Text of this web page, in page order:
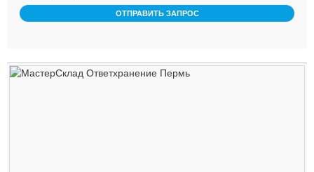
ОТПРАВИТЬ ЗАПРОС